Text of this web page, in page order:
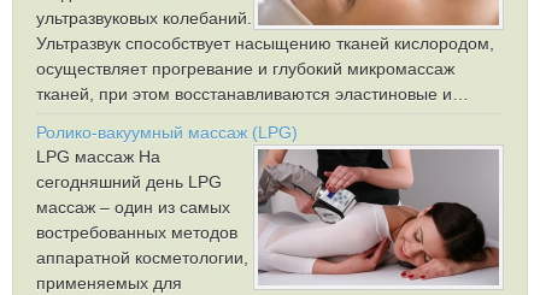
ультразвуковых колебаний.
Ультразвук способствует насыщению тканей кислородом,
осуществляет прогревание и глубокий микромассаж
тканей, при этом восстанавливаются эластиновые и…
Ролико-вакуумный массаж (LPG)
LPG массаж На
сегодняшний день LPG
массаж – один из самых
востребованных методов
аппаратной косметологии,
применяемых для